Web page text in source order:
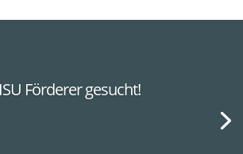
Förderer gesucht!